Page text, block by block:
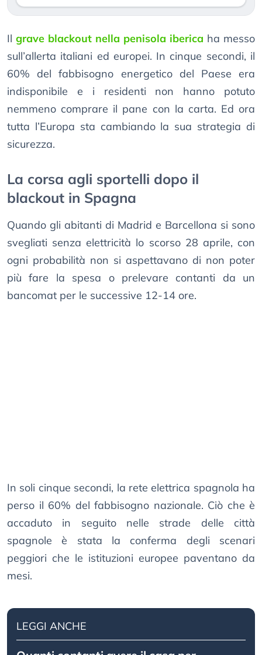
Il grave blackout nella penisola iberica ha messo
sull’allerta italiani ed europei. In cinque secondi, il
60% del fabbisogno energetico del Paese era
indisponibile e i residenti non hanno potuto
nemmeno comprare il pane con la carta. Ed ora
tutta l’Europa sta cambiando la sua strategia di
sicurezza.
La corsa agli sportelli dopo il
blackout in Spagna
Quando gli abitanti di Madrid e Barcellona si sono
svegliati senza elettricità lo scorso 28 aprile, con
ogni probabilità non si aspettavano di non poter
più fare la spesa o prelevare contanti da un
bancomat per le successive 12-14 ore.
In soli cinque secondi, la rete elettrica spagnola ha
perso il 60% del fabbisogno nazionale. Ciò che è
accaduto in seguito nelle strade delle città
spagnole è stata la conferma degli scenari
peggiori che le istituzioni europee paventano da
mesi.
LEGGI ANCHE